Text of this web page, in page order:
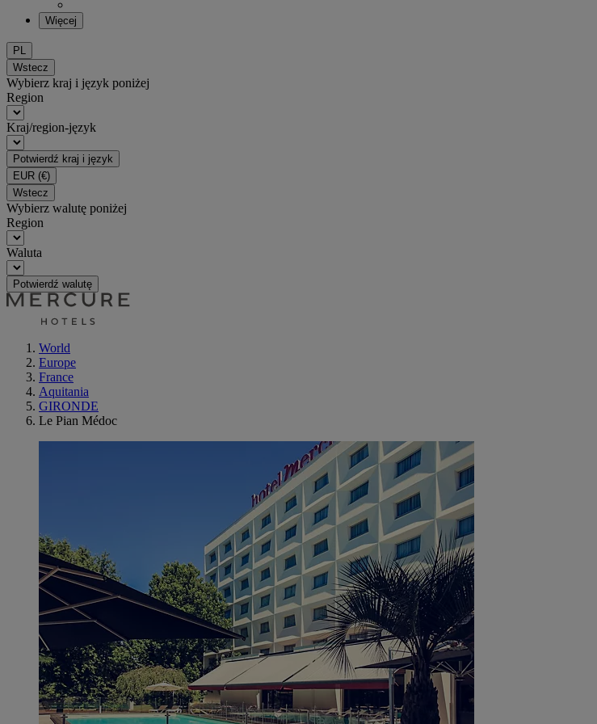
Więcej
PL
Wstecz
Wybierz kraj i język poniżej
Region
Kraj/region-język
Potwierdź kraj i język
EUR (€)
Wstecz
Wybierz walutę poniżej
Region
Waluta
Potwierdź walutę
World
Europe
France
Aquitania
GIRONDE
Le Pian Médoc